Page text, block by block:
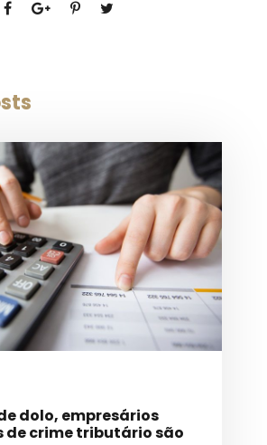
dolo, empresários
de crime tributário são